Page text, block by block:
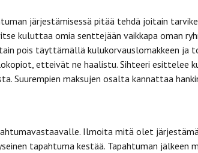
järjestämisessä pitää tehdä joitain
kuluttaa omia senttejään vaikkapa oman
pois täyttämällä kulukorvauslomakkeen ja
etteivät ne haalistu. Sihteeri esittelee
Suurempien maksujen osalta kannattaa
Ilmoita mitä olet
tapahtuma kestää. Tapahtuman jälkeen